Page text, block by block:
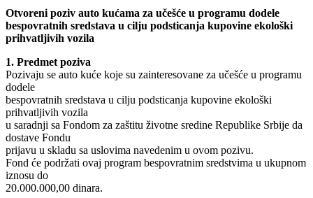
Otvoreni poziv auto kućama za učešće u programu dodele
bespovratnih sredstava u cilju podsticanja kupovine ekološki
prihvatljivih vozila
1. Predmet poziva
Pozivaju se auto kuće koje su zainteresovane za učešće u programu
dodele
bespovratnih sredstava u cilju podsticanja kupovine ekološki
prihvatljivih vozila
u saradnji sa Fondom za zaštitu životne sredine Republike Srbije da
dostave Fondu
prijavu u skladu sa uslovima navedenim u ovom pozivu.
Fond će podržati ovaj program bespovratnim sredstvima u ukupnom
iznosu do
20.000.000,00 dinara.